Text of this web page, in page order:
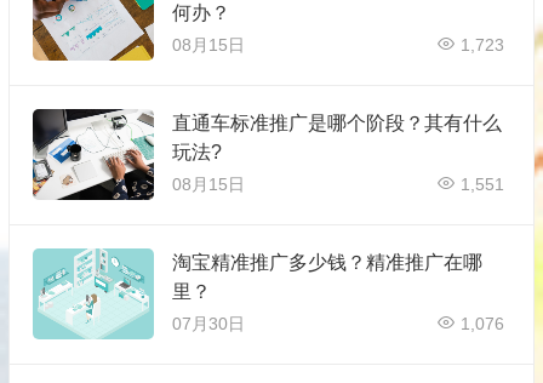
何办？
08月15日 1,723
直通车标准推广是哪个阶段？其有什么
玩法?
08月15日 1,551
淘宝精准推广多少钱？精准推广在哪
里？
07月30日 1,076